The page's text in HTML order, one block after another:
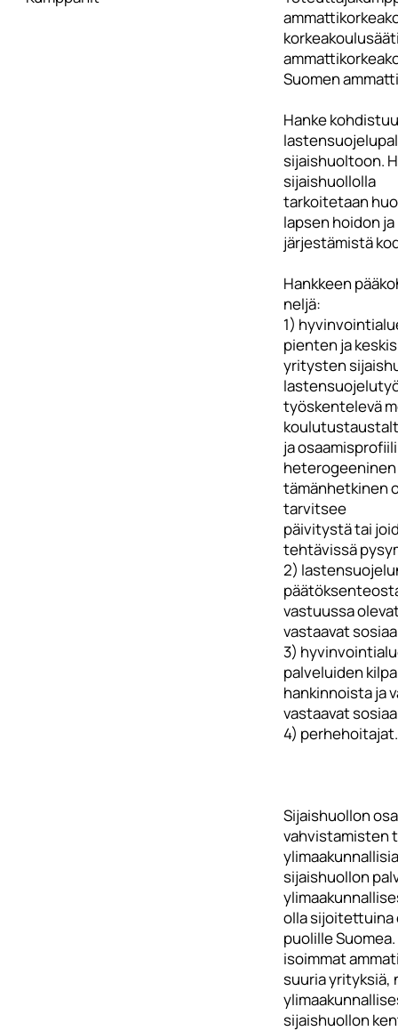
Suomen
Hanke kohdistuu
sijaishuoltoon.
sijaishuollolla
tarkoitetaan
lapsen hoidon
järjestämistä
Hankkeen
neljä:
1)
pienten ja
yritysten
työskentelevä
ja
tämänhetkinen
tarvitsee
päivitystä tai
tehtävissä
2)
vastuussa
vastaavat
3)
palveluiden
hankinnoista ja
vastaavat
4) perhehoitajat.
Sijaishuollon
vahvistamisten
sijaishuollon
olla sijoitettuina
puolille
isoimmat
suuria yrityksiä,
sijaishuollon